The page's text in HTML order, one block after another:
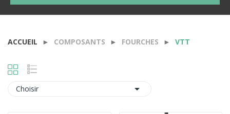
ACCUEIL COMPOSANTS FOURCHES VTT
Choisir 